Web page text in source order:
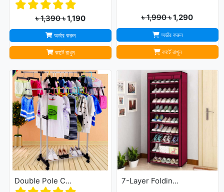
৳ 1,390৳ 1,190
অর্ডার করুন
কার্টে রাখুন
৳ 1,990৳ 1,290
অর্ডার করুন
কার্টে রাখুন
Double Pole Cloth Rack - Stainless Steel 7-Layer Folding Cloth Shoe Rack